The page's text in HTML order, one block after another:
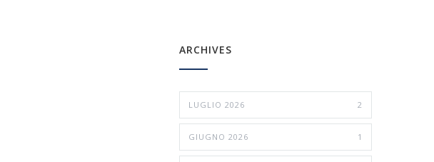
ARCHIVES
LUGLIO 2026 2
GIUGNO 2026 1